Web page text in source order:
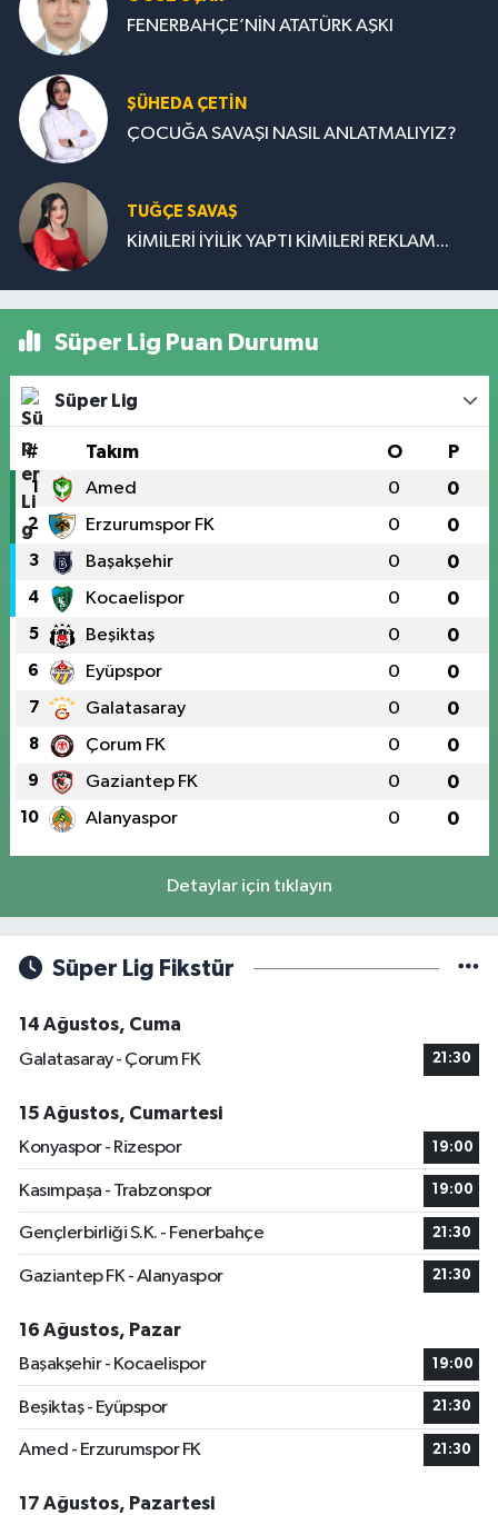
FENERBAHÇE’NİN ATATÜRK AŞKI
ŞÜHEDA ÇETİN
ÇOCUĞA SAVAŞI NASIL ANLATMALIYIZ?
TUĞÇE SAVAŞ
KİMİLERİ İYİLİK YAPTI KİMİLERİ REKLAM...
Süper Lig Puan Durumu
Süper Lig
# Takım O P
1 Amed 0 0
2 Erzurumspor FK 0 0
3 Başakşehir 0 0
4 Kocaelispor 0 0
5 Beşiktaş 0 0
6 Eyüpspor 0 0
7 Galatasaray 0 0
8 Çorum FK 0 0
9 Gaziantep FK 0 0
10 Alanyaspor 0 0
Detaylar için tıklayın
Süper Lig Fikstür
14 Ağustos, Cuma
Galatasaray - Çorum FK
21:30
15 Ağustos, Cumartesi
Konyaspor - Rizespor
19:00
Kasımpaşa - Trabzonspor 19:00
Gençlerbirliği S.K. - Fenerbahçe 21:30
Gaziantep FK - Alanyaspor 21:30
16 Ağustos, Pazar
Başakşehir - Kocaelispor
19:00
Beşiktaş - Eyüpspor 21:30
Amed - Erzurumspor FK 21:30
17 Ağustos, Pazartesi